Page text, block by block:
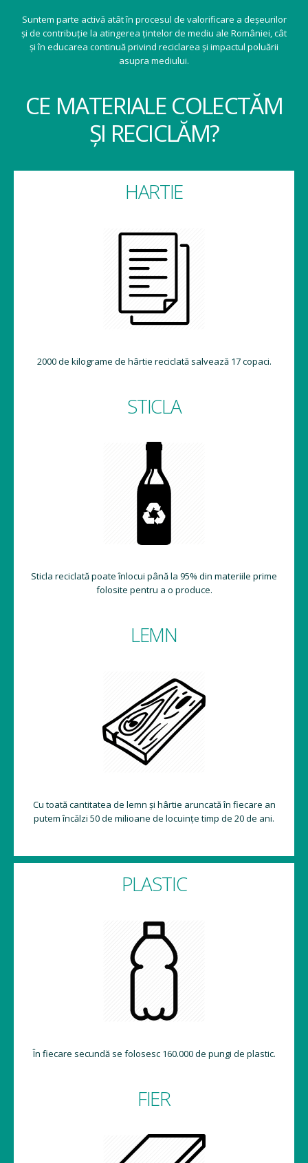
Suntem parte activă atât în procesul de valorificare a deșeurilor
și de contribuție la atingerea țintelor de mediu ale României, cât
și în educarea continuă privind reciclarea și impactul poluării
asupra mediului.
CE MATERIALE COLECTĂM
ȘI RECICLĂM?
HARTIE
2000 de kilograme de hârtie reciclată salvează 17 copaci.
STICLA
Sticla reciclată poate înlocui până la 95% din materiile prime
folosite pentru a o produce.
LEMN
Cu toată cantitatea de lemn și hârtie aruncată în fiecare an
putem încălzi 50 de milioane de locuințe timp de 20 de ani.
PLASTIC
În fiecare secundă se folosesc 160.000 de pungi de plastic.
FIER